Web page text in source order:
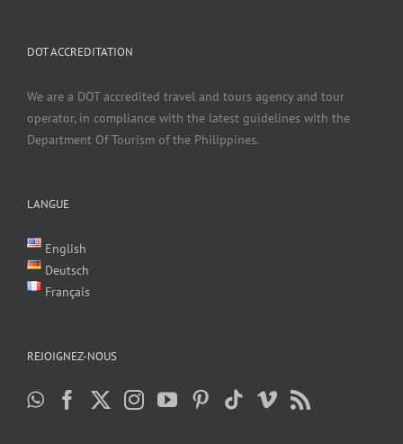
DOT ACCREDITATION
We are a DOT accredited travel and tours agency and tour
operator, in compliance with the latest guidelines with the
Department Of Tourism of the Philippines.
LANGUE
English
Deutsch
Français
REJOIGNEZ-NOUS